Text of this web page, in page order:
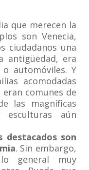
que merecen la
son Venecia,
ciudadanos una
antigüedad, era
automóviles. Y
acomodadas
eran comunes de
las magníficas
esculturas aún
destacados son
. Sin embargo,
general muy